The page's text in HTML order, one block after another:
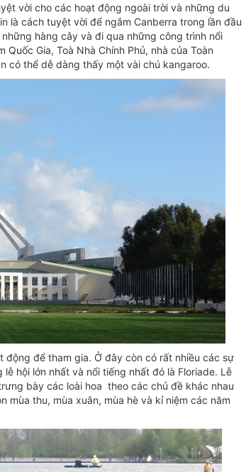
vời cho các hoạt động ngoài trời và những du
là cách tuyệt vời để ngắm Canberra trong lần đầu
hàng cây và đi qua những công trình nổi
Gia, Toà Nhà Chính Phủ, nhà của Toàn
có thể dễ dàng thấy một vài chú kangaroo.
động để tham gia. Ở đây còn có rất nhiều các sự
hội lớn nhất và nổi tiếng nhất đó là Floriade. Lễ
bày các loài hoa theo các chủ đề khác nhau
mùa thu, mùa xuân, mùa hè và kỉ niệm các năm